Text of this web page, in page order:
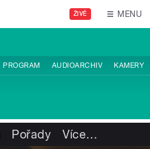
ŽIVĚ MENU
PROGRAM AUDIOARCHIV KAMERY
Pořady Více…